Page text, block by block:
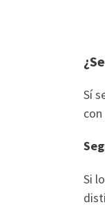
Sí
Si